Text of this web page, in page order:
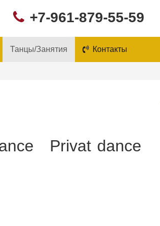
+7-961-879-55-59
Танцы/Занятия Контакты
Privat dance